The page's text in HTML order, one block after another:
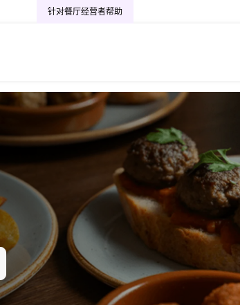
针对餐厅经营者帮助